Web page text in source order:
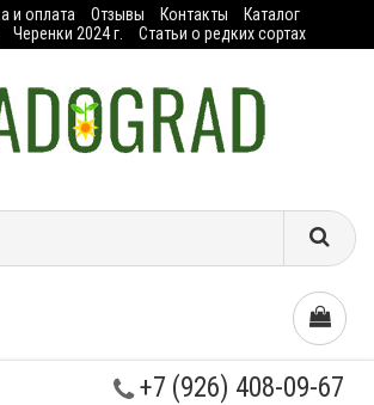
и оплата Отзывы Контакты
Каталог
Черенки 2024 г. Статьи о редких сортах
+7 (926) 408-09-67